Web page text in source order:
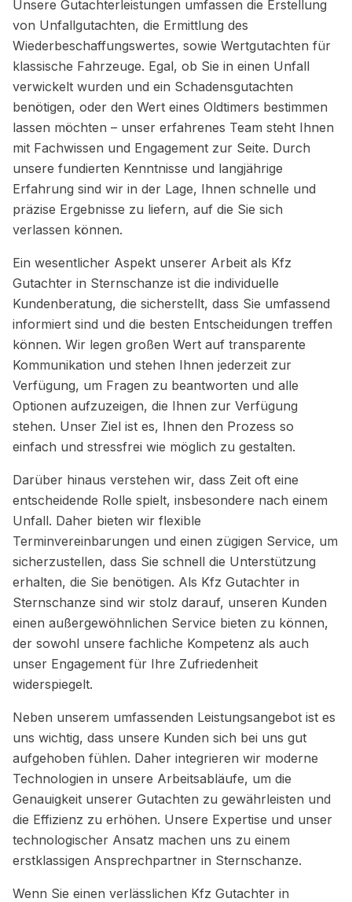
Unsere Gutachterleistungen umfassen die Erstellung
von Unfallgutachten, die Ermittlung des
Wiederbeschaffungswertes, sowie Wertgutachten für
klassische Fahrzeuge. Egal, ob Sie in einen Unfall
verwickelt wurden und ein Schadensgutachten
benötigen, oder den Wert eines Oldtimers bestimmen
lassen möchten – unser erfahrenes Team steht Ihnen
mit Fachwissen und Engagement zur Seite. Durch
unsere fundierten Kenntnisse und langjährige
Erfahrung sind wir in der Lage, Ihnen schnelle und
präzise Ergebnisse zu liefern, auf die Sie sich
verlassen können.
Ein wesentlicher Aspekt unserer Arbeit als Kfz
Gutachter in Sternschanze ist die individuelle
Kundenberatung, die sicherstellt, dass Sie umfassend
informiert sind und die besten Entscheidungen treffen
können. Wir legen großen Wert auf transparente
Kommunikation und stehen Ihnen jederzeit zur
Verfügung, um Fragen zu beantworten und alle
Optionen aufzuzeigen, die Ihnen zur Verfügung
stehen. Unser Ziel ist es, Ihnen den Prozess so
einfach und stressfrei wie möglich zu gestalten.
Darüber hinaus verstehen wir, dass Zeit oft eine
entscheidende Rolle spielt, insbesondere nach einem
Unfall. Daher bieten wir flexible
Terminvereinbarungen und einen zügigen Service, um
sicherzustellen, dass Sie schnell die Unterstützung
erhalten, die Sie benötigen. Als Kfz Gutachter in
Sternschanze sind wir stolz darauf, unseren Kunden
einen außergewöhnlichen Service bieten zu können,
der sowohl unsere fachliche Kompetenz als auch
unser Engagement für Ihre Zufriedenheit
widerspiegelt.
Neben unserem umfassenden Leistungsangebot ist es
uns wichtig, dass unsere Kunden sich bei uns gut
aufgehoben fühlen. Daher integrieren wir moderne
Technologien in unsere Arbeitsabläufe, um die
Genauigkeit unserer Gutachten zu gewährleisten und
die Effizienz zu erhöhen. Unsere Expertise und unser
technologischer Ansatz machen uns zu einem
erstklassigen Ansprechpartner in Sternschanze.
Wenn Sie einen verlässlichen Kfz Gutachter in